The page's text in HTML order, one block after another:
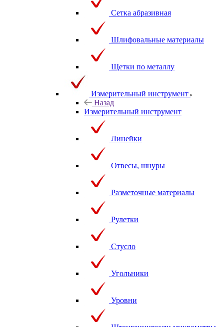
Сетка абразивная
Шлифовальные материалы
Щетки по металлу
Измерительный инструмент
Назад
Измерительный инструмент
Линейки
Отвесы, шнуры
Разметочные материалы
Рулетки
Стусло
Угольники
Уровни